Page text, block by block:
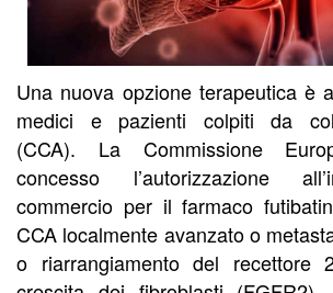
Una nuova opzione terapeutica è
medici e pazienti colpiti da
(CCA). La Commissione
concesso l’autorizzazione
commercio per il farmaco
CCA localmente avanzato o
o riarrangiamento del recettore